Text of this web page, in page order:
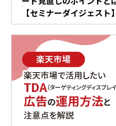
【セミナーダイジェスト】